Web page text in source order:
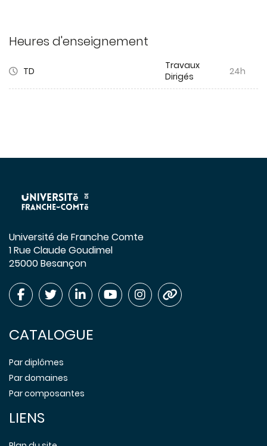
Heures d'enseignement
TD
Travaux
Dirigés
24h
Université de Franche Comte
1 Rue Claude Goudimel
25000 Besançon
CATALOGUE
Par diplômes
Par domaines
Par composantes
LIENS